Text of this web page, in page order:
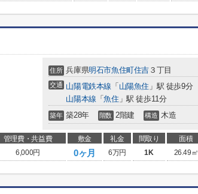
住所 兵庫県明石市魚住町住吉 ３丁目
交通 山陽電鉄本線 「 山陽魚住 」駅 徒歩9分
山陽本線 「魚住 」駅 徒歩11分
築年 築28年 階数 2階建 構造 木造
管理費・共益費 敷金 礼金 間取り 面積
6,000円 0ヶ月 6万円 1K 26.49㎡